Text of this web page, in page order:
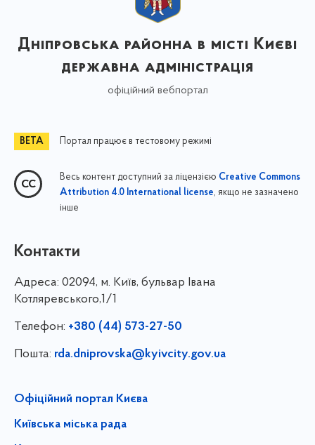
Дніпровська районна в місті Києві
державна адміністрація
офіційний вебпортал
Портал працює в тестовому режимі
Весь контент доступний за ліцензією Creative Commons
Attribution 4.0 International license, якщо не зазначено
інше
Контакти
Адреса: 02094, м. Київ, бульвар Івана
Котляревського,1/1
Телефон: +380 (44) 573-27-50
Пошта: rda.dniprovska@kyivcity.gov.ua
Офіційний портал Києва
Київська міська рада